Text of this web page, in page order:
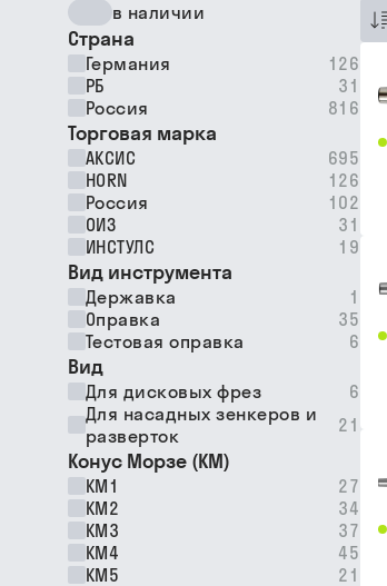
в наличии
Страна
Германия
126
РБ
31
Россия
816
Торговая марка
АКСИС
695
HORN
126
Россия
102
ОИЗ
31
ИНСТУЛС
19
Вид инструмента
Державка
1
Оправка
35
Тестовая оправка
6
Вид
Для дисковых фрез
6
Для насадных зенкеров и
разверток
21
Конус Морзе (КМ)
КМ1
27
КМ2
34
КМ3
37
КМ4
45
КМ5
21